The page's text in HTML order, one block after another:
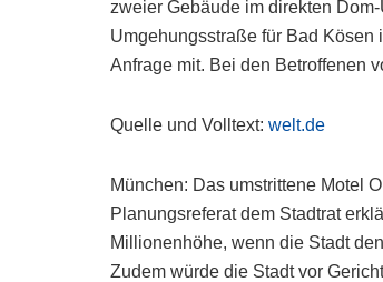
zweier Gebäude im direkten
Umgehungsstraße für Bad
Anfrage mit. Bei den Betroffenen
Quelle und Volltext:welt.de
München: Das umstrittene Motel
Planungsreferat dem Stadtrat
Millionenhöhe, wenn die Stadt
Zudem würde die Stadt vor